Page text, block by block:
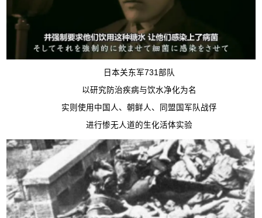
日本关东军731部队
以研究防治疾病与饮水净化为名
实则使用中国人、朝鲜人、同盟国军队战俘
进行惨无人道的生化活体实验